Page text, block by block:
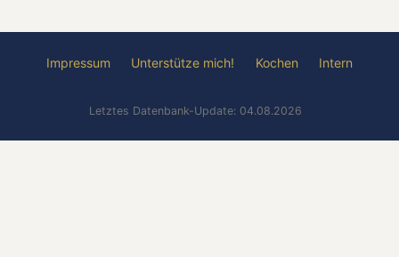
Impressum Unterstütze mich! Kochen Intern
Letztes Datenbank-Update: 04.08.2026